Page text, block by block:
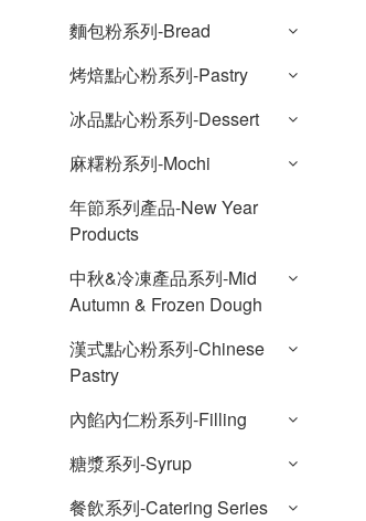
麵包粉系列-Bread
烤焙點心粉系列-Pastry
冰品點心粉系列-Dessert
麻糬粉系列-Mochi
年節系列產品-New Year
Products
中秋&冷凍產品系列-Mid
Autumn & Frozen Dough
漢式點心粉系列-Chinese
Pastry
內餡內仁粉系列-Filling
糖漿系列-Syrup
餐飲系列-Catering Series